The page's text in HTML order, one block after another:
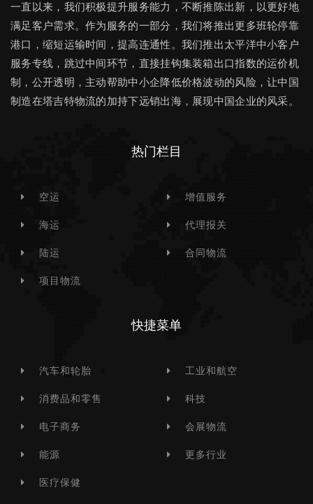
一直以来，我们积极提升服务能力，不断推陈出新，以更好地
满足客户需求。作为服务的一部分，我们将推出更多班轮停靠
港口，缩短运输时间，提高连通性。我们推出太平洋中小客户
服务专线，跳过中间环节，直接挂钩集装箱出口指数的运价机
制，公开透明，主动帮助中小企降低价格波动的风险，让中国
制造在塔吉特物流的加持下远销出海，展现中国企业的风采。
热门栏目
空运
海运
陆运
项目物流
增值服务
代理报关
合同物流
快捷菜单
汽车和轮胎
消费品和零售
电子商务
能源
医疗保健
工业和航空
科技
会展物流
更多行业